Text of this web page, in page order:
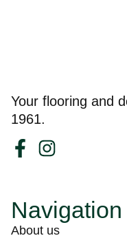
Your flooring and
1961.
Navigation
About us